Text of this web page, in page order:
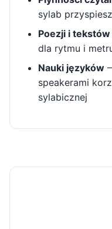
sylab
Poezji i tekstów
dla rytmu i
Nauki języków
speakerami
sylabicznej